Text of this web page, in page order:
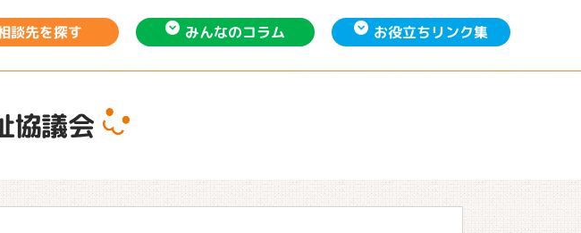
談先を探す みんなのコラム お役立ちリンク集
協議会